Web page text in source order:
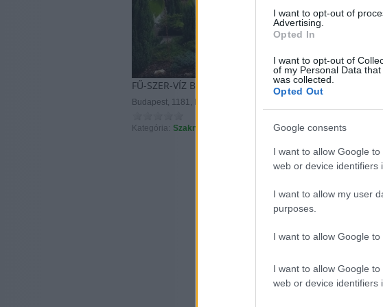
I want to opt-out of
Advertising.
Opted In
I want to opt-out of
of my Personal Data
was collected.
Opted Out
Google consents
I want to allow Google
web or device identifiers
I want to allow my user
purposes.
I want to allow Google
I want to allow Google
web or device identifiers
FŰ-SZER-VÍZ Bt.
Budapest, 1181, Budapest, Csontváry K. T. 62. 10. em. 30.
Kategória: Szaknévsor